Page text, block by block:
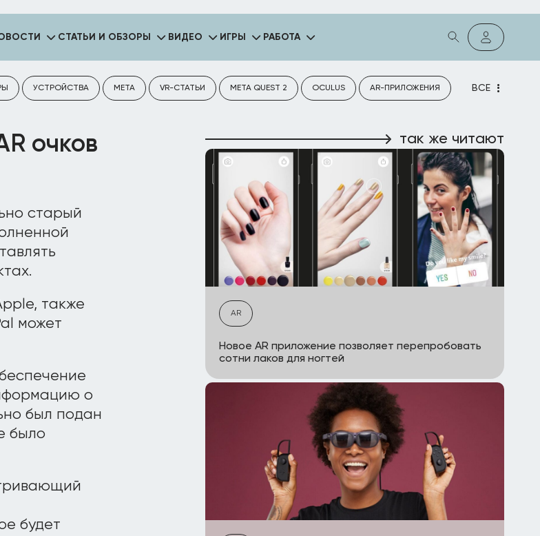
СТАТЬИ И ОБЗОРЫ ВИДЕО ИГРЫ РАБОТА
УСТРОЙСТВА META VR-СТАТЬИ META QUEST 2 OCULUS AR-ПРИЛОЖЕНИЯ ВСЕ
очков
старый
также
может
о
был подан
было
будет
так же читают
AR
Новое AR приложение позволяет перепробовать
сотни лаков для ногтей